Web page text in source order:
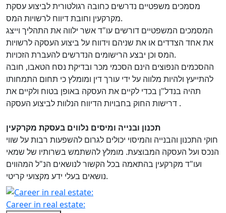
מסמכים משפטיים נדרשים כחובה רגולטורית לביצוע עסקת
מקרקעין וחובת דיווח לרשויות המס.
המסמכים המשפטיים דורשים עו"ד אשר ילווה את התהליך וייצג
את אחד הצדדים או את שניהם וידווח על ביצוע העסקה לרשויות
המס וכן יבצע הרישומים הנדרשים להעברת הזכויות.
ההסכמים הנפוצים הינם הסכמי מכר ובדיקת נסח הטאבו, חובה
להתייעץ ולהיות מלווה על ידי עורך דין ומומלץ כי תחום התמחותו
תהיה בנדל"ן בכדי לקיים את העסקה באופן בטוח ולקיים את
דרישות החוק בחבויות הדיווח הנלוות לביצוע העסקה .
תכנון ובנייה ומיסים נלווים בעסקת מקרקעין
חוקי התכנון והבנייה והמיסוי יכולים לגרום להשפעות רבות על שווי
הנכס ועל העסקה המבוצעת. מומלץ להשתמש בשרותיו של שמאי
ועו"ד מקרקעין בהתאמה בכל הקשור לנושאים הנ"ל המהווים
נושאים בעלי ידע מקצועי קריטי.
Career in real estate: